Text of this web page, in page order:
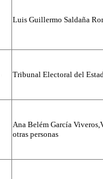
Luis Guillermo Saldaña
Tribunal Electoral del
Ana Belém García
otras personas